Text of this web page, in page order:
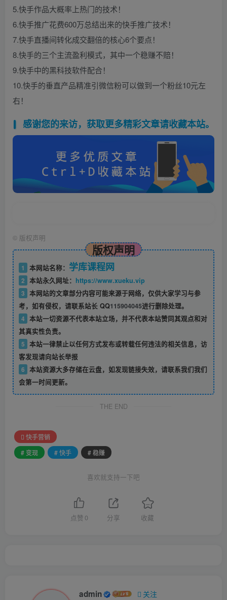
5.快手作品大概率上热门的技术！
6.快手推广花费600万总结出来的快手推广技术！
7.快手直播间转化成交翻倍的核心6个要点！
8.快手的三个主流盈利模式，其中一个稳赚不赔！
9.快手中的黑科技软件配合！
10.快手的垂直产品精准引微信粉可以做到一个粉丝10元左
右！
感谢您的来访，获取更多精彩文章请收藏本站。
© 版权声明
版权声明
1 本网站名称： 学库课程网
2 本站永久网址： https://www.xueku.vip
3 本网站的文章部分内容可能来源于网络，仅供大家学习与参
考，如有侵权，请联系站长 QQ115904045进行删除处理。
4 本站一切资源不代表本站立场，并不代表本站赞同其观点和对
其真实性负责。
5 本站一律禁止以任何方式发布或转载任何违法的相关信息，访
客发现请向站长举报
6 本站资源大多存储在云盘，如发现链接失效，请联系我们我们
会第一时间更新。
THE END
快手营销
# 变现
# 快手 # 稳赚
喜欢就支持一下吧
点赞 0 分享 收藏
admin 关注